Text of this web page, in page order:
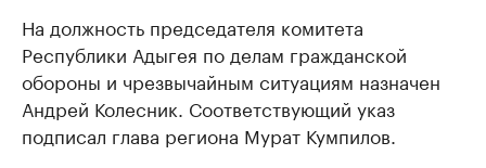
На должность председателя комитета
Республики Адыгея по делам гражданской
обороны и чрезвычайным ситуациям назначен
Андрей Колесник. Соответствующий указ
подписал глава региона Мурат Кумпилов.